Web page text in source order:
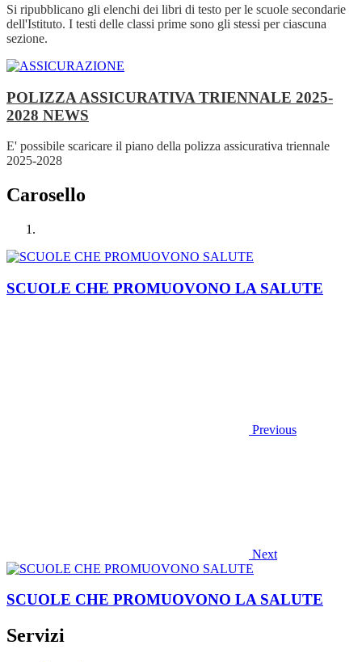
Si ripubblicano gli elenchi dei libri di testo per le scuole secondarie
dell'Istituto. I testi delle classi prime sono gli stessi per ciascuna
sezione.
POLIZZA ASSICURATIVA TRIENNALE 2025-
2028 NEWS
E' possibile scaricare il piano della polizza assicurativa triennale
2025-2028
Carosello
SCUOLE CHE PROMUOVONO LA SALUTE
Previous
Next
SCUOLE CHE PROMUOVONO LA SALUTE
Servizi